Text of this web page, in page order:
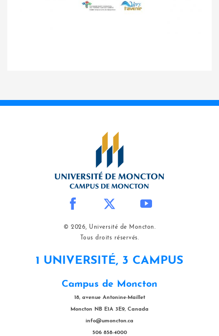
© 2026, Université de Moncton.
Tous droits réservés.
1 UNIVERSITÉ, 3 CAMPUS
Campus de Moncton
18, avenue Antonine-Maillet
Moncton NB E1A 3E9, Canada
info@umoncton.ca
506 858-4000